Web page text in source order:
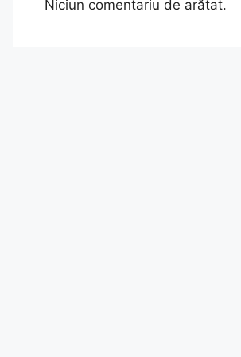
Niciun comentariu de arătat.